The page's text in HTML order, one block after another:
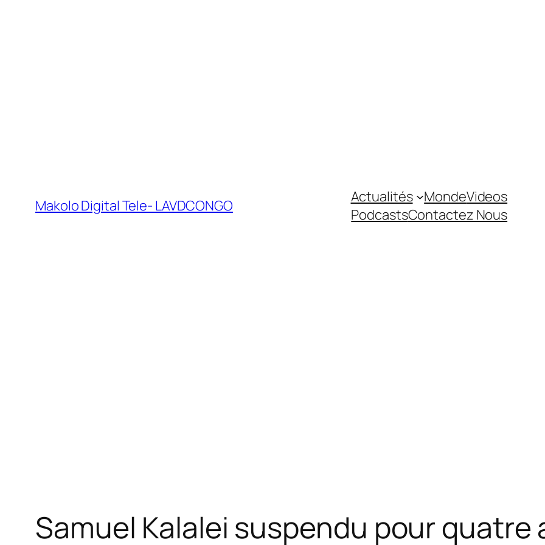
Makolo Digital Tele- LAVDCONGO Actualités MondeVideos
PodcastsContactez Nous
Samuel Kalalei suspendu pour quatre